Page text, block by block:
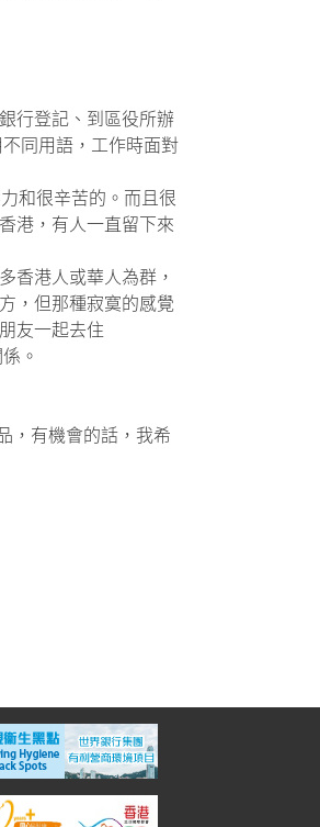
行登記、到區役所辦
同用語，工作時面對
和很辛苦的。而且很
港，有人一直留下來
香港人或華人為群，
，但那種寂寞的感覺
友一起去住
。
，有機會的話，我希